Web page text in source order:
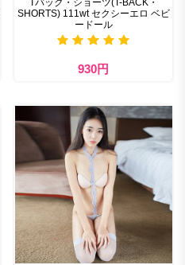
SHORTS) 111wt セクシーエロ ベビ
ードール
930円